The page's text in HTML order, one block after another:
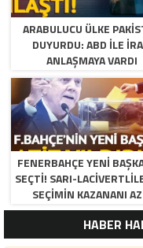
ARABULUCU ÜLKE
DUYURDU: ABD ILE
ANLAŞMAYA VARDI
FENERBAHÇE YENI
SEÇTI! SARI-
SEÇIMIN KAZANANI
YILDIRIM OLDU
HABER